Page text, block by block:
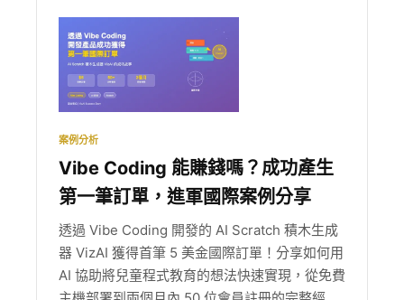
案例分析
Vibe Coding 能賺錢嗎？成功產生
第一筆訂單，進軍國際案例分享
透過 Vibe Coding 開發的 AI Scratch 積木生成
器 VizAI 獲得首筆 5 美金國際訂單！分享如何用
AI 協助將兒童程式教育的想法快速實現，從免費